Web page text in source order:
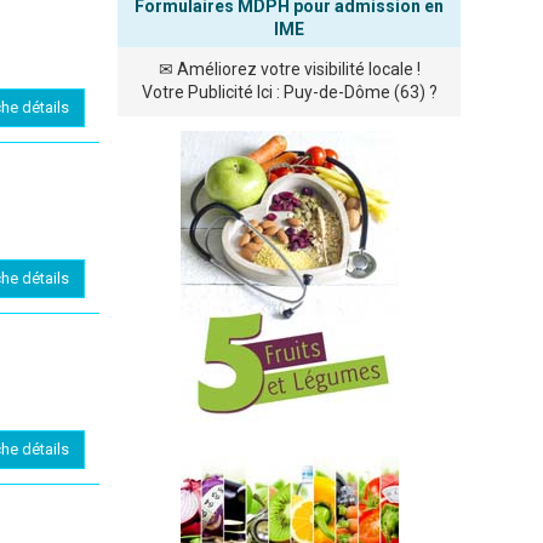
détails
détails
détails
Formulaires MDPH pour admission en
IME
✉ Améliorez votre visibilité locale !
Votre Publicité Ici : Puy-de-Dôme (63) ?